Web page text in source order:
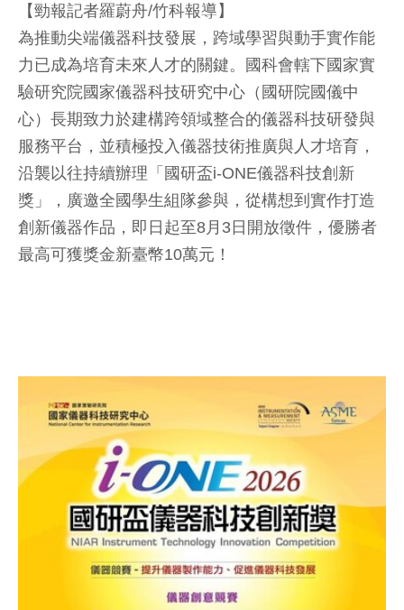
【勁報記者羅蔚舟/竹科報導】
為推動尖端儀器科技發展，跨域學習與動手實作能
力已成為培育未來人才的關鍵。國科會轄下國家實
驗研究院國家儀器科技研究中心（國研院國儀中
心）長期致力於建構跨領域整合的儀器科技研發與
服務平台，並積極投入儀器技術推廣與人才培育，
沿襲以往持續辦理「國研盃i-ONE儀器科技創新
獎」，廣邀全國學生組隊參與，從構想到實作打造
創新儀器作品，即日起至8月3日開放徵件，優勝者
最高可獲獎金新臺幣10萬元！